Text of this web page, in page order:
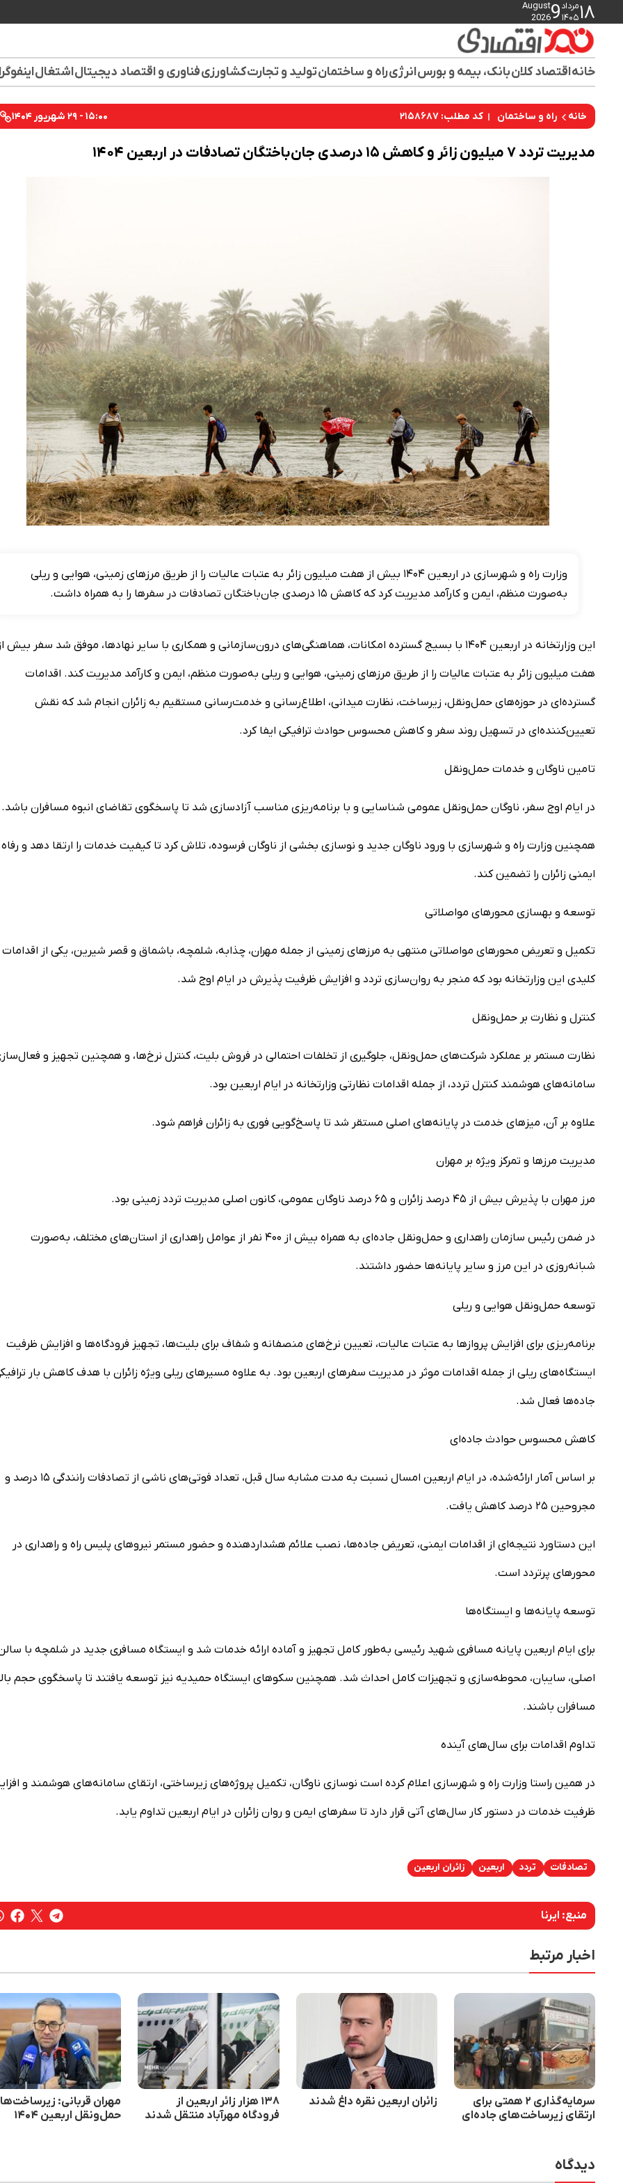
۱۸مرداد
۱۴۰۵9
August
2026
خانهاقتصاد کلانبانک، بیمه و بورسانرژیراه و ساختمانتولید و تجارتکشاورزیفناوری و اقتصاد دیجیتالاشتغال
خانه راه و ساختمان کد مطلب: ۲۱۵۸۶۸۷ ۱۵:۰۰ - ۲۹ شهریور ۱۴۰۴
مدیریت تردد ۷ میلیون زائر و کاهش ۱۵ درصدی جان‌باختگان تصادفات در اربعین ۱۴۰۴
وزارت راه و شهرسازی در اربعین ۱۴۰۴ بیش از هفت میلیون زائر به عتبات عالیات را از طریق مرزهای زمینی، هوایی و ریلی
به‌صورت منظم، ایمن و کارآمد مدیریت کرد که کاهش ۱۵ درصدی جان‌باختگان تصادفات در سفرها را به همراه داشت.
این وزارتخانه در اربعین ۱۴۰۴ با بسیج گسترده امکانات، هماهنگی‌های درون‌سازمانی و همکاری با سایر نهادها، موفق شد سفر بیش
هفت میلیون زائر به عتبات عالیات را از طریق مرزهای زمینی، هوایی و ریلی به‌صورت منظم، ایمن و کارآمد مدیریت کند. اقدامات
گسترده‌ای در حوزه‌های حمل‌ونقل، زیرساخت، نظارت میدانی، اطلاع‌رسانی و خدمت‌رسانی مستقیم به زائران انجام شد که نقش
تعیین‌کننده‌ای در تسهیل روند سفر و کاهش محسوس حوادث ترافیکی ایفا کرد.
تامین ناوگان و خدمات حمل‌ونقل
در ایام اوج سفر، ناوگان حمل‌ونقل عمومی شناسایی و با برنامه‌ریزی مناسب آزادسازی شد تا پاسخگوی تقاضای انبوه مسافران باشد.
همچنین وزارت راه و شهرسازی با ورود ناوگان جدید و نوسازی بخشی از ناوگان فرسوده، تلاش کرد تا کیفیت خدمات را ارتقا دهد و
ایمنی زائران را تضمین کند.
توسعه و بهسازی محورهای مواصلاتی
تکمیل و تعریض محورهای مواصلاتی منتهی به مرزهای زمینی از جمله مهران، چذابه، شلمچه، باشماق و قصر شیرین، یکی از اقدامات
کلیدی این وزارتخانه بود که منجر به روان‌سازی تردد و افزایش ظرفیت پذیرش در ایام اوج شد.
کنترل و نظارت بر حمل‌ونقل
نظارت مستمر بر عملکرد شرکت‌های حمل‌ونقل، جلوگیری از تخلفات احتمالی در فروش بلیت، کنترل نرخ‌ها، و همچنین تجهیز و
سامانه‌های هوشمند کنترل تردد، از جمله اقدامات نظارتی وزارتخانه در ایام اربعین بود.
علاوه بر آن، میزهای خدمت در پایانه‌های اصلی مستقر شد تا پاسخ‌گویی فوری به زائران فراهم شود.
مدیریت مرزها و تمرکز ویژه بر مهران
مرز مهران با پذیرش بیش از ۴۵ درصد زائران و ۶۵ درصد ناوگان عمومی، کانون اصلی مدیریت تردد زمینی بود.
در ضمن رئیس سازمان راهداری و حمل‌ونقل جاده‌ای به همراه بیش از ۴۰۰ نفر از عوامل راهداری از استان‌های مختلف، به‌صورت
شبانه‌روزی در این مرز و سایر پایانه‌ها حضور داشتند.
توسعه حمل‌ونقل هوایی و ریلی
برنامه‌ریزی برای افزایش پروازها به عتبات عالیات، تعیین نرخ‌های منصفانه و شفاف برای بلیت‌ها، تجهیز فرودگاه‌ها و افزایش ظرفیت
ایستگاه‌های ریلی از جمله اقدامات موثر در مدیریت سفرهای اربعین بود. به علاوه مسیرهای ریلی ویژه زائران با هدف کاهش بار
جاده‌ها فعال شد.
کاهش محسوس حوادث جاده‌ای
بر اساس آمار ارائه‌شده، در ایام اربعین امسال نسبت به مدت مشابه سال قبل، تعداد فوتی‌های ناشی از تصادفات رانندگی ۱۵ درصد و
مجروحین ۲۵ درصد کاهش یافت.
این دستاورد نتیجه‌ای از اقدامات ایمنی، تعریض جاده‌ها، نصب علائم هشداردهنده و حضور مستمر نیروهای پلیس راه و راهداری در
محورهای پرتردد است.
توسعه پایانه‌ها و ایستگاه‌ها
برای ایام اربعین پایانه مسافری شهید رئیسی به‌طور کامل تجهیز و آماده ارائه خدمات شد و ایستگاه مسافری جدید در شلمچه با
اصلی، سایبان، محوطه‌سازی و تجهیزات کامل احداث شد. همچنین سکوهای ایستگاه حمیدیه نیز توسعه یافتند تا پاسخگوی حجم
مسافران باشند.
تداوم اقدامات برای سال‌های آینده
در همین راستا وزارت راه و شهرسازی اعلام کرده است نوسازی ناوگان، تکمیل پروژه‌های زیرساختی، ارتقای سامانه‌های هوشمند و
ظرفیت خدمات در دستور کار سال‌های آتی قرار دارد تا سفرهای ایمن و روان زائران در ایام اربعین تداوم یابد.
تصادفات تردد اربعین زائران اربعین
منبع: ایرنا
اخبار مرتبط
سرمایه‌گذاری ۲ همتی برای
ارتقای زیرساخت‌های جاده‌ای
زائران اربعین نقره داغ شدند
۱۳۸ هزار زائر اربعین از
فرودگاه مهرآباد منتقل شدند
مهران قربانی:
حمل‌ونقل اربعین ۱۴۰۴
دیدگاه